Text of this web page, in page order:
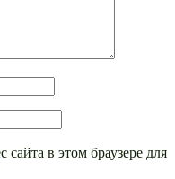
в этом браузере для